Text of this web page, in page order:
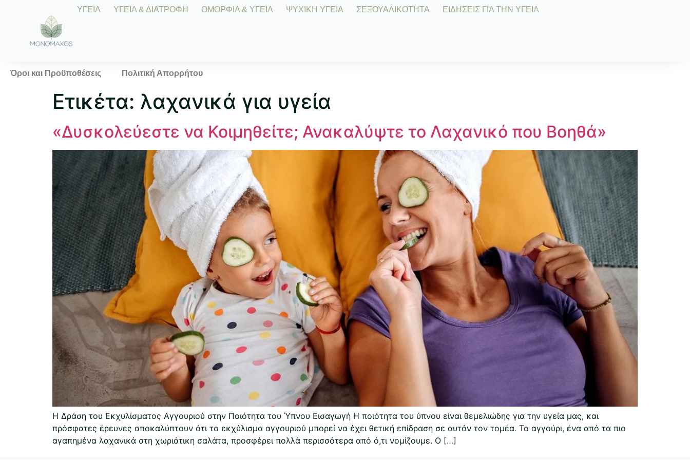
ΥΓΕΙΑ ΥΓΕΙΑ & ΔΙΑΤΡΟΦΗ ΟΜΟΡΦΙΑ & ΥΓΕΙΑ ΨΥΧΙΚΗ ΥΓΕΙΑ ΣΕΞΟΥΑΛΙΚΟΤΗΤΑ ΕΙΔΗΣΕΙΣ ΓΙΑ ΤΗΝ ΥΓΕΙΑ
Όροι και Προϋποθέσεις Πολιτική Απορρήτου
Ετικέτα: λαχανικά για υγεία
«Δυσκολεύεστε να Κοιμηθείτε; Ανακαλύψτε το Λαχανικό που Βοηθά»
Η Δράση του Εκχυλίσματος Αγγουριού στην Ποιότητα του Ύπνου Εισαγωγή Η ποιότητα του ύπνου είναι θεμελιώδης για την υγεία μας, και
πρόσφατες έρευνες αποκαλύπτουν ότι το εκχύλισμα αγγουριού μπορεί να έχει θετική επίδραση σε αυτόν τον τομέα. Το αγγούρι, ένα από τα πιο
αγαπημένα λαχανικά στη χωριάτικη σαλάτα, προσφέρει πολλά περισσότερα από ό,τι νομίζουμε. Ο […]